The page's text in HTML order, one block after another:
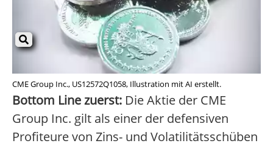
CME Group Inc., US12572Q1058, Illustration mit AI erstellt.
Bottom Line zuerst: Die Aktie der CME
Group Inc. gilt als einer der defensiven
Profiteure von Zins- und Volatilitätsschüben